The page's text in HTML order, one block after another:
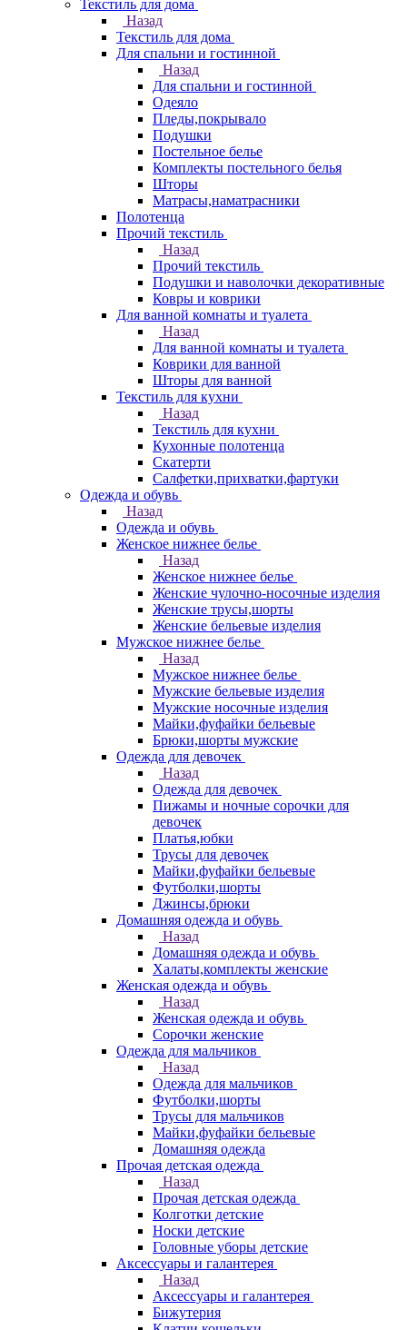
Текстиль для дома
Назад
Текстиль для дома
Для спальни и гостинной
Назад
Для спальни и гостинной
Одеяло
Пледы,покрывало
Подушки
Постельное белье
Комплекты постельного белья
Шторы
Матрасы,наматрасники
Полотенца
Прочий текстиль
Назад
Прочий текстиль
Подушки и наволочки декоративные
Ковры и коврики
Для ванной комнаты и туалета
Назад
Для ванной комнаты и туалета
Коврики для ванной
Шторы для ванной
Текстиль для кухни
Назад
Текстиль для кухни
Кухонные полотенца
Скатерти
Салфетки,прихватки,фартуки
Одежда и обувь
Назад
Одежда и обувь
Женское нижнее белье
Назад
Женское нижнее белье
Женские чулочно-носочные изделия
Женские трусы,шорты
Женские бельевые изделия
Мужское нижнее белье
Назад
Мужское нижнее белье
Мужские бельевые изделия
Мужские носочные изделия
Майки,фуфайки бельевые
Брюки,шорты мужские
Одежда для девочек
Назад
Одежда для девочек
Пижамы и ночные сорочки для
девочек
Платья,юбки
Трусы для девочек
Майки,фуфайки бельевые
Футболки,шорты
Джинсы,брюки
Домашняя одежда и обувь
Назад
Домашняя одежда и обувь
Халаты,комплекты женские
Женская одежда и обувь
Назад
Женская одежда и обувь
Сорочки женские
Одежда для мальчиков
Назад
Одежда для мальчиков
Футболки,шорты
Трусы для мальчиков
Майки,фуфайки бельевые
Домашняя одежда
Прочая детская одежда
Назад
Прочая детская одежда
Колготки детские
Носки детские
Головные уборы детские
Аксессуары и галантерея
Назад
Аксессуары и галантерея
Бижутерия